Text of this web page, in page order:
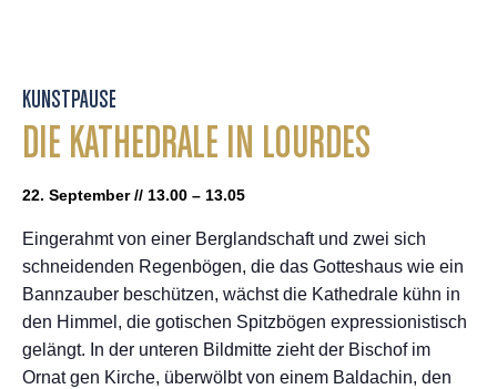
KUNSTPAUSE
DIE KATHEDRALE IN LOURDES
22. September // 13.00 – 13.05
Eingerahmt von einer Berglandschaft und zwei sich
schneidenden Regenbögen, die das Gotteshaus wie ein
Bannzauber beschützen, wächst die Kathedrale kühn in
den Himmel, die gotischen Spitzbögen expressionistisch
gelängt. In der unteren Bildmitte zieht der Bischof im
Ornat gen Kirche, überwölbt von einem Baldachin, den